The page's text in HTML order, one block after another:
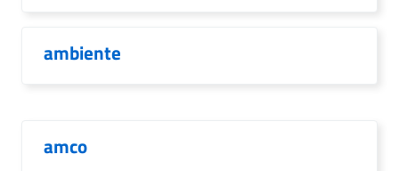
ambiente
amco